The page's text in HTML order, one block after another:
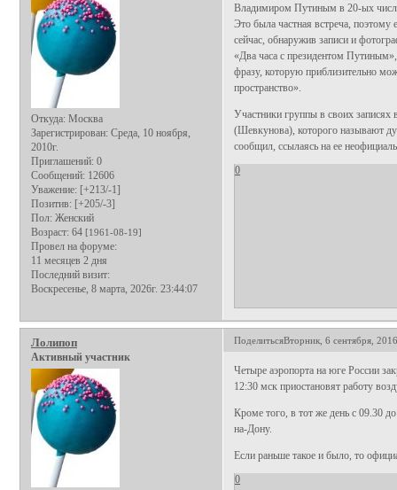
Откуда: Москва
Зарегистрирован: Среда, 10 ноября,
2010г.
Приглашений: 0
Сообщений: 12606
Уважение: [+213/-1]
Позитив: [+205/-3]
Пол: Женский
Возраст: 64 [1961-08-19]
Провел на форуме:
11 месяцев 2 дня
Последний визит:
Воскресенье, 8 марта, 2026г. 23:44:07
Владимиром Путиным в 20-ых
Это была частная встреча, поэтому
сейчас, обнаружив записи и
«Два часа с президентом
фразу, которую приблизительно
пространство».
Участники группы в своих записях
(Шевкунова), которого называют
сообщил, ссылаясь на ее
0
ПоделитьсяВторник, 6 сентября,
Лолипоп
Активный участник
Четыре аэропорта на юге России
12:30 мск приостановят работу
Кроме того, в тот же день с 09.30
на-Дону.
Если раньше такое и было, то
0